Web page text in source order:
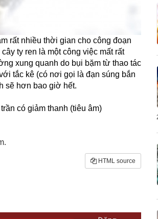
rất nhiều thời gian cho công đoạn
ty ren là một công việc mất rất
xung quanh do bụi bặm từ thao tác
tắc kê (có nơi gọi là đạn súng bắn
sẽ hơn bao giờ hết.
có giảm thanh (tiêu âm)
HTML source